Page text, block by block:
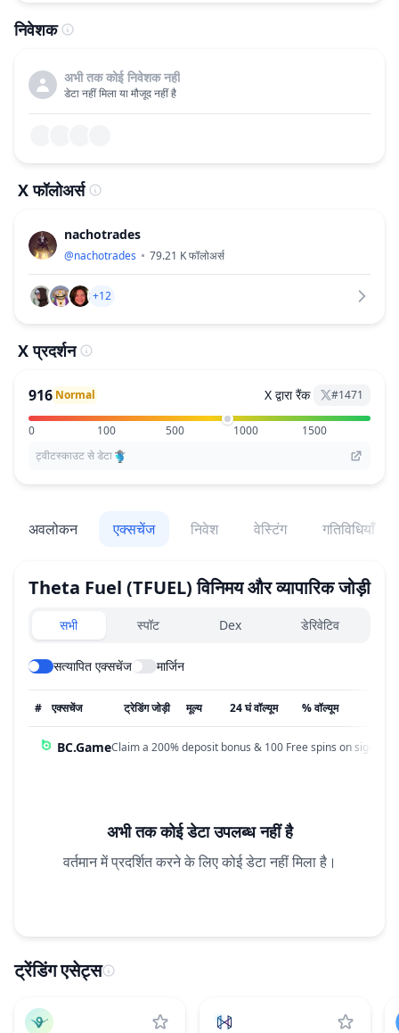
निवेशक
अभी तक कोई निवेशक नहीं
डेटा नहीं मिला या मौजूद नहीं है
X फॉलोअर्स
nachotrades
@nachotrades 79.21 Kफॉलोअर्स
+12
X प्रदर्शन
916 Normal X द्वारा रैंक #1471
0 100 500 1000
1500
ट्वीटस्काउट से डेटा
अवलोकन एक्सचेंज निवेश वेस्टिंग गतिविधियाँ
Theta Fuel (TFUEL) विनिमय और व्यापारिक जोड़ी
Exchanges type
सभी स्पॉट Dex डेरिवेटिव
सत्यापित एक्सचेंज मार्जिन
# एक्सचेंज ट्रेडिंग जोड़ी मूल्य 24 घं वॉल्यूम % वॉल्यूम
BC.GameClaim a 200% deposit bonus & 100 Free spins on sign up!
अभी तक कोई डेटा उपलब्ध नहीं है
वर्तमान में प्रदर्शित करने के लिए कोई डेटा नहीं मिला है।
ट्रेंडिंग एसेट्स